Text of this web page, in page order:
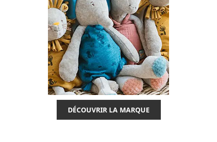
DÉCOUVRIR LA MARQUE